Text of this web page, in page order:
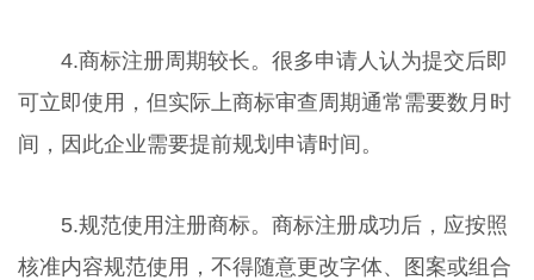
4.商标注册周期较长。很多申请人认为提交后即
可立即使用，但实际上商标审查周期通常需要数月时
间，因此企业需要提前规划申请时间。
5.规范使用注册商标。商标注册成功后，应按照
核准内容规范使用，不得随意更改字体、图案或组合